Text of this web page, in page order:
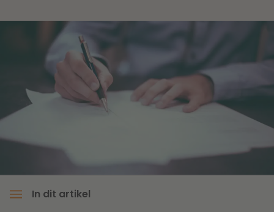
Aansprakelijkheid & Verzekering
Litigation
Dichtbij de wendbare onderneming
In dit artikel